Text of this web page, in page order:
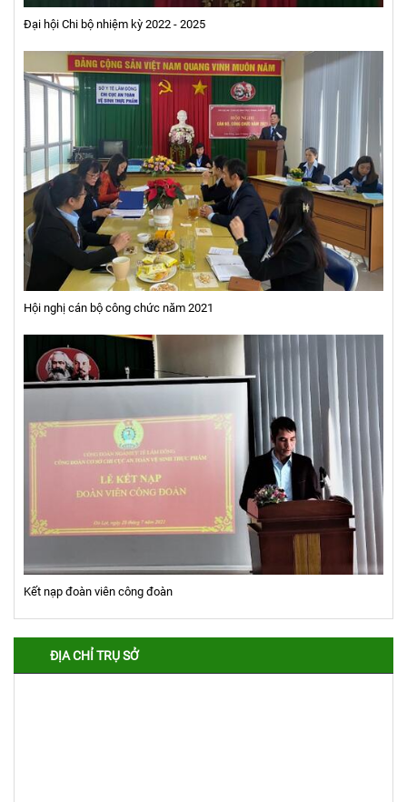
Đại hội Chi bộ nhiệm kỳ 2022 - 2025
Hội nghị cán bộ công chức năm 2021
Kết nạp đoàn viên công đoàn
ĐỊA CHỈ TRỤ SỞ